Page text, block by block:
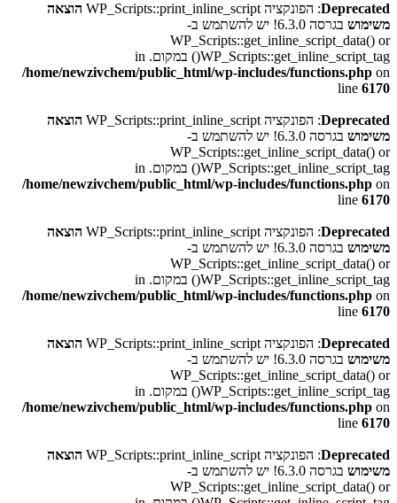
Deprecated: הפונקציה WP_Scripts::print_inline_script
הוצאה
משימוש
בגרסה 6.3.0! יש להשתמש ב-
WP_Scripts::get_inline_script_data() or
WP_Scripts::get_inline_script_tag() במקום. in
/home/newzivchem/public_html/wp-includes/functions.php on
line 6170
Deprecated: הפונקציה WP_Scripts::print_inline_script
הוצאה
משימוש
בגרסה 6.3.0! יש להשתמש ב-
WP_Scripts::get_inline_script_data() or
WP_Scripts::get_inline_script_tag() במקום. in
/home/newzivchem/public_html/wp-includes/functions.php on
line 6170
Deprecated: הפונקציה WP_Scripts::print_inline_script
הוצאה
משימוש
בגרסה 6.3.0! יש להשתמש ב-
WP_Scripts::get_inline_script_data() or
WP_Scripts::get_inline_script_tag() במקום. in
/home/newzivchem/public_html/wp-includes/functions.php on
line 6170
Deprecated: הפונקציה WP_Scripts::print_inline_script
הוצאה
משימוש
בגרסה 6.3.0! יש להשתמש ב-
WP_Scripts::get_inline_script_data() or
WP_Scripts::get_inline_script_tag() במקום. in
/home/newzivchem/public_html/wp-includes/functions.php on
line 6170
Deprecated: הפונקציה WP_Scripts::print_inline_script
הוצאה
משימוש
בגרסה 6.3.0! יש להשתמש ב-
WP_Scripts::get_inline_script_data() or